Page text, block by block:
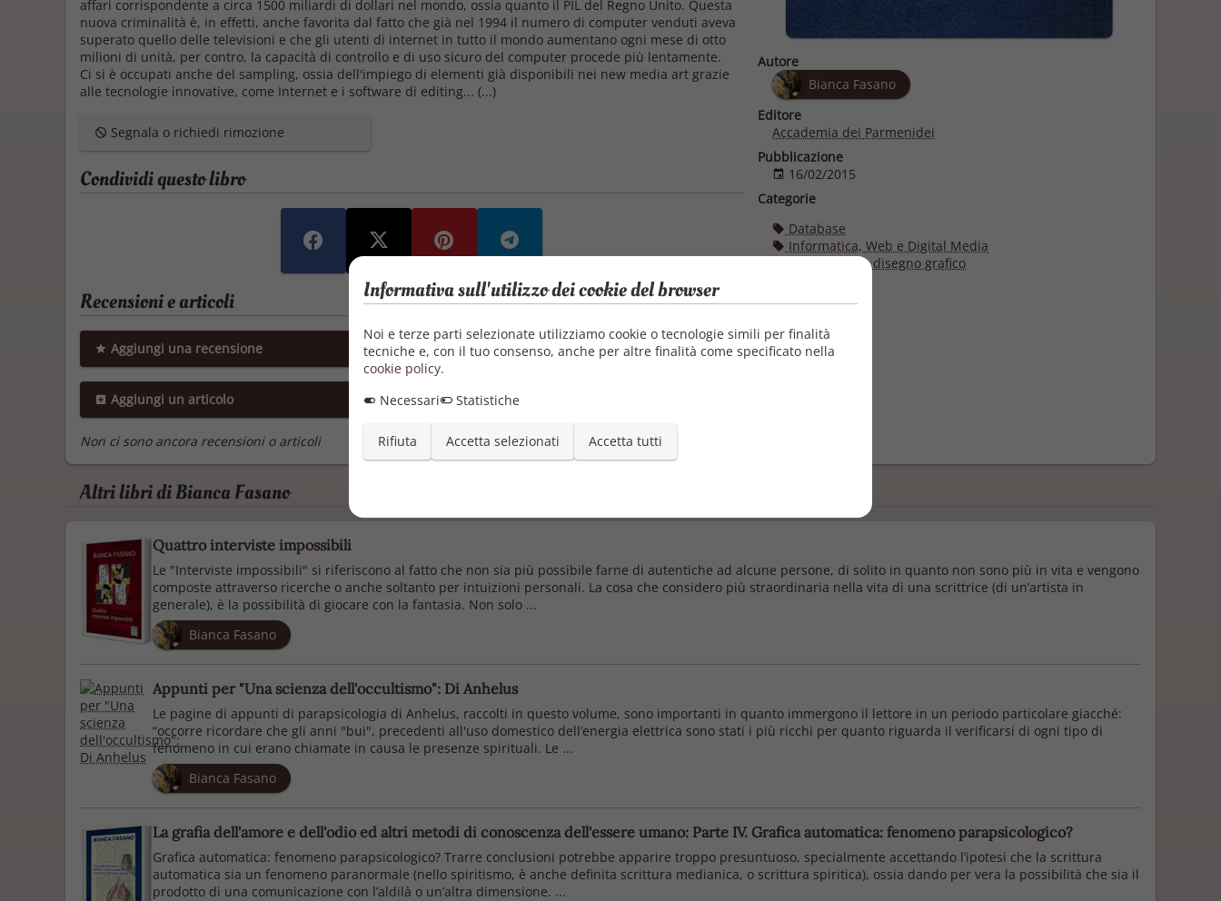
Autore
Bianca Fasano
Editore
Accademia dei Parmenidei
Pubblicazione
16/02/2015
Categorie
Database
Informatica, Web e Digital Media
Multimedia e disegno grafico
affari corrispondente a circa 1500 miliardi di dollari nel mondo, ossia quanto il PIL del Regno Unito. Questa
nuova criminalità è, in effetti, anche favorita dal fatto che già nel 1994 il numero di computer venduti aveva
superato quello delle televisioni e che gli utenti di internet in tutto il mondo aumentano ogni mese di otto
milioni di unità, per contro, la capacità di controllo e di uso sicuro del computer procede più lentamente.
Ci si è occupati anche del sampling, ossia dell'impiego di elementi già disponibili nei new media art grazie
alle tecnologie innovative, come Internet e i software di editing... (...)
Segnala o richiedi rimozione
Condividi questo libro
Recensioni e articoli
Aggiungi una recensione
Aggiungi un articolo
Non ci sono ancora recensioni o articoli
Altri libri di Bianca Fasano
Quattro interviste impossibili
Le "Interviste impossibili" si riferiscono al fatto che non sia più possibile farne di autentiche ad alcune persone, di solito in quanto non sono più in vita e vengono
composte attraverso ricerche o anche soltanto per intuizioni personali. La cosa che considero più straordinaria nella vita di una scrittrice (di un’artista in
generale), è la possibilità di giocare con la fantasia. Non solo ...
Bianca Fasano
Appunti per "Una scienza dell'occultismo": Di Anhelus
Le pagine di appunti di parapsicologia di Anhelus, raccolti in questo volume, sono importanti in quanto immergono il lettore in un periodo particolare giacché:
“occorre ricordare che gli anni "bui", precedenti all'uso domestico dell’energia elettrica sono stati i più ricchi per quanto riguarda il verificarsi di ogni tipo di
fenomeno in cui erano chiamate in causa le presenze spirituali. Le ...
Bianca Fasano
La grafia dell'amore e dell'odio ed altri metodi di conoscenza dell'essere umano: Parte IV. Grafica automatica: fenomeno parapsicologico?
Grafica automatica: fenomeno parapsicologico? Trarre conclusioni potrebbe apparire troppo presuntuoso, specialmente accettando l’ipotesi che la scrittura
automatica sia un fenomeno paranormale (nello spiritismo, è anche definita scrittura medianica, o scrittura spiritica), ossia dando per vera la possibilità che sia il
prodotto di una comunicazione con l’aldilà o un’altra dimensione. ...
Informativa sull'utilizzo dei cookie del browser
Noi e terze parti selezionate utilizziamo cookie o tecnologie simili per finalità
tecniche e, con il tuo consenso, anche per altre finalità come specificato nella
cookie policy.
Necessari
Statistiche
Rifiuta Accetta selezionati Accetta tutti